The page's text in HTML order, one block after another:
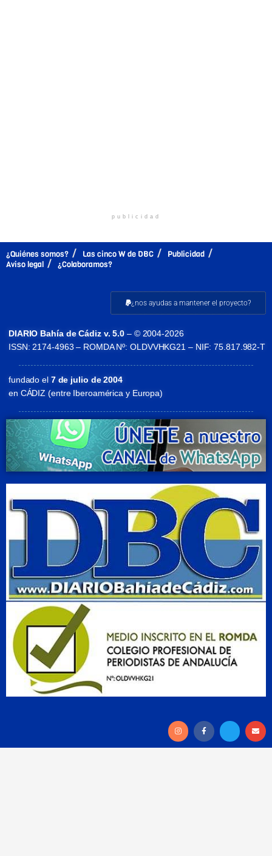
publicidad
¿Quiénes somos? Las cinco W de DBC
Publicidad
Aviso legal
¿Colaboramos?
¿nos ayudas a mantener el proyecto?
DIARIO Bahía de Cádiz v. 5.0 – © 2004-2026
ISSN: 2174-4963 – ROMDA Nº: OLDVVHKG21 – NIF: 75.817.982-T
fundado el7 de julio de 2004
en CÁDIZ (entre Iberoamérica y Europa)